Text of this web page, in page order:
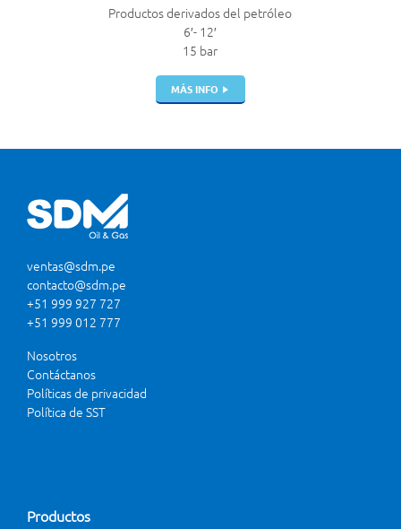
Productos derivados del petróleo
6′- 12′
15 bar
MÁS INFO
ventas@sdm.pe
contacto@sdm.pe
+51 999 927 727
+51 999 012 777
Nosotros
Contáctanos
Políticas de privacidad
Política de SST
Productos